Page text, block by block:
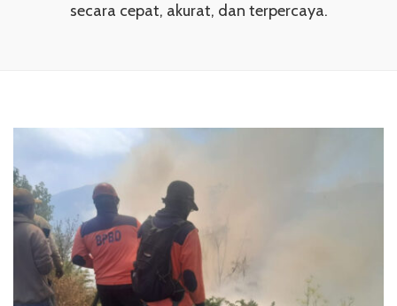
secara cepat, akurat, dan terpercaya.